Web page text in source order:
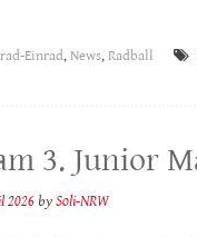
Einrad, News, Radball
3. Junior
2026 bySoli-NRW